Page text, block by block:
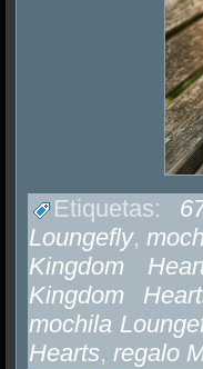
Etiquetas:
Loungefly,
Kingdom
Kingdom
mochila
Hearts, regalo